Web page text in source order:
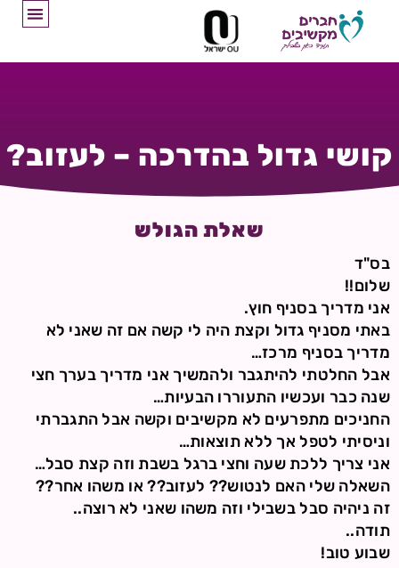
קושי גדול בהדרכה – לעזוב?
שאלת הגולש
בס"ד
שלום!!
אני מדריך בסניף חוץ.
באתי מסניף גדול וקצת היה לי קשה אם זה שאני לא
מדריך בסניף מרכז…
אבל החלטתי להיתגבר ולהמשיך אני מדריך בערך חצי
שנה כבר ועכשיו התעוררו הבעיות…
החניכים מתפרעים לא מקשיבים וקשה אבל התגברתי
וניסיתי לטפל אך ללא תוצאות…
אני צריך ללכת שעה וחצי ברגל בשבת וזה קצת סבל…
השאלה שלי האם לנטוש?? לעזוב?? או משהו אחר??
זה ניהיה סבל בשבילי וזה משהו שאני לא רוצה..
תודה..
שבוע טוב!